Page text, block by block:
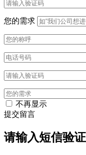
您的需求
不再显示
提交留言
请输入短信验